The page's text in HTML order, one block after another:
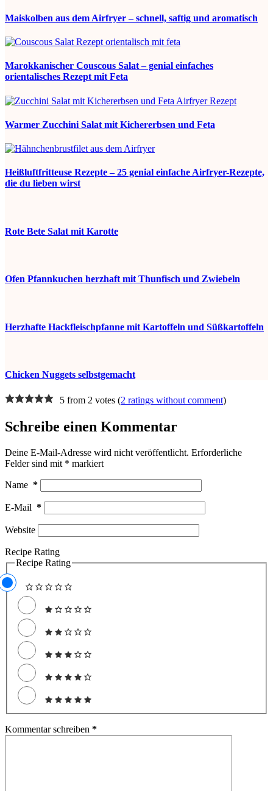
Maiskolben aus dem Airfryer – schnell, saftig und aromatisch
Marokkanischer Couscous Salat – genial einfaches
orientalisches Rezept mit Feta
Warmer Zucchini Salat mit Kichererbsen und Feta
Heißluftfritteuse Rezepte – 25 genial einfache Airfryer-Rezepte,
die du lieben wirst
Rote Bete Salat mit Karotte
Ofen Pfannkuchen herzhaft mit Thunfisch und Zwiebeln
Herzhafte Hackfleischpfanne mit Kartoffeln und Süßkartoffeln
Chicken Nuggets selbstgemacht
5 from 2 votes (2 ratings without comment)
Schreibe einen Kommentar
Deine E-Mail-Adresse wird nicht veröffentlicht. Erforderliche
Felder sind mit * markiert
Name *
E-Mail *
Website
Recipe Rating
Recipe Rating
Kommentar schreiben *